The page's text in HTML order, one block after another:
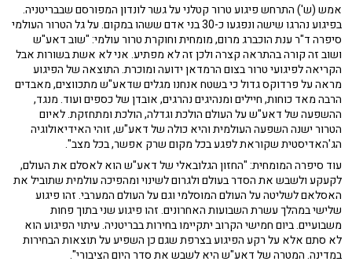
אמש (ש') התרחש פיגוע טרור קטלני על גשר לונדון המפורסם שבבריטניה.
בפיגוע נהרגו שישה ונפגעו כ-30 בני אדם ששהו במקום. על גל הטרור העולמי
סיפרה ד"ר ענת הוכברג מרום, מומחית וחוקרת טרור עולמי: "שוב דאע"ש
ושוב זה קורה בהתראה קצרה ולכן זה לא מפתיע. אני לא אשת בשורות אבל
הקריאה לפיגועי טרור בצום הרמדאן ידועה ומוכרת. התוצאה של הפיגוע
מראה על פרדוקס גדול כי בשטח אנחנו מגלים שדאע"ש מתכווצים, מאבדים
הרבה מאד כוחות, חיילים ומנהיגים נהרגים, אובדן של כספים ועוד. מנגד,
ההשפעה של דאע"ש על העולם הולכת וגדלה, הולכת ומתחזקת. לאיום
הטרור ישנה השפעה העולמית והיא כולה של דאע"ש, זוהי האידיאולוגיה
הג'האדיסטית שקוראת לפגע בכל מקום שרק אפשר, בכל מצב".
עוד סיפרה המומחית: "החזון הגלובאלי של דאע"ש הוא לאסלם את העולם,
לקעקע ולשבש את הסדר בעולם ולגרום לשינוי ומהפיכה עולמית שתוביל את
האסלאם לשליטה על העולם המוסלמי וגם על העולם המערבי. זהו פיגוע
שלישי במהלך עשרת השבועות האחרונים. זהו פיגוע שני בתוך פחות
משבועיים. ביום חמישי הקרוב יתקיימו בחירות בבריטניה. עיתוי הפיגוע הוא
לא סתם אלא על רקע הפיגוע בצרפת שגם כן השפיע על תוצאות הבחירות
במדינה. המטרה של דאע"ש היא לשבש את סדר היום הציבורי".